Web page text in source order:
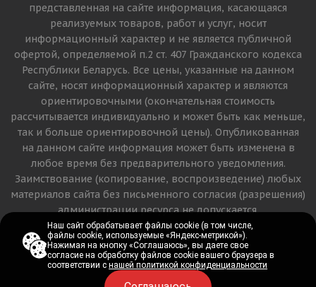
представленная на сайте информация, касающаяся
реализуемых товаров, работ и услуг, носит
информационный характер и не является публичной
офертой, определяемой п.2 ст. 407 Гражданского кодекса
Республики Беларусь. Все цены, указанные на данном
сайте, носят информационный характер и являются
ориентировочными (окончательная стоимость
рассчитывается индивидуально и может быть как меньше,
так и больше ориентировочной цены). Опубликованная
на данном сайте информация может быть изменена в
любое время без предварительного уведомления.
Заимствование (копирование, воспроизведение) любых
материалов сайта без письменного согласия (разрешения)
администрации ресурса не допускается.
Версия для печати
Наш сайт обрабатывает файлы cookie (в том числе,
файлы cookie, используемые «Яндекс-метрикой»).
Нажимая на кнопку «Соглашаюсь», вы даете свое
согласие на обработку файлов cookie вашего браузера в
соответствии снашей политикой конфиденциальности
Наш сайт обрабатывает файлы cookie (в том числе,
файлы cookie, используемые «Яндекс-метрикой»).
Нажимая на кнопку «Соглашаюсь», вы даете свое
согласие на обработку файлов cookie вашего браузера в
соответствии снашей политикой конфиденциальности